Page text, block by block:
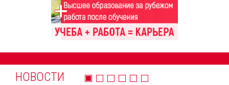
НОВОСТИ